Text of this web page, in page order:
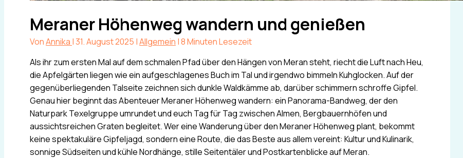
Meraner Höhenweg wandern und genießen
VonAnnika |31. August 2025 |Allgemein |8 Minuten Lesezeit
Als ihr zum ersten Mal auf dem schmalen Pfad über den Hängen von Meran steht, riecht die Luft nach Heu,
die Apfelgärten liegen wie ein aufgeschlagenes Buch im Tal und irgendwo bimmeln Kuhglocken. Auf der
gegenüberliegenden Talseite zeichnen sich dunkle Waldkämme ab, darüber schimmern schroffe Gipfel.
Genau hier beginnt das Abenteuer Meraner Höhenweg wandern: ein Panorama-Bandweg, der den
Naturpark Texelgruppe umrundet und euch Tag für Tag zwischen Almen, Bergbauernhöfen und
aussichtsreichen Graten begleitet. Wer eine Wanderung über den Meraner Höhenweg plant, bekommt
keine spektakuläre Gipfeljagd, sondern eine Route, die das Beste aus allem vereint: Kultur und Kulinarik,
sonnige Südseiten und kühle Nordhänge, stille Seitentäler und Postkartenblicke auf Meran.